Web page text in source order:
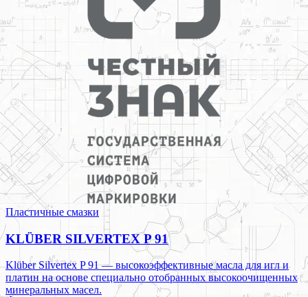
Пластичные смазки
KLÜBER SILVERTEX P 91
Klüber Silvertex P 91 — высокоэффективные масла для игл и
платин на основе cпециально отобранных высокоочищенных
минеральных масел.